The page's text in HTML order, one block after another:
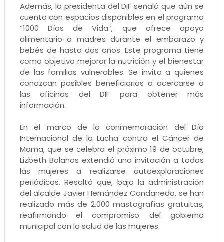
Además, la presidenta del DIF señaló que aún se
cuenta con espacios disponibles en el programa
“1000 Días de Vida”, que ofrece apoyo
alimentario a madres durante el embarazo y
bebés de hasta dos años. Este programa tiene
como objetivo mejorar la nutrición y el bienestar
de las familias vulnerables. Se invita a quienes
conozcan posibles beneficiarias a acercarse a
las oficinas del DIF para obtener más
información.
En el marco de la conmemoración del Día
Internacional de la Lucha contra el Cáncer de
Mama, que se celebra el próximo 19 de octubre,
Lizbeth Bolaños extendió una invitación a todas
las mujeres a realizarse autoexploraciones
periódicas. Resaltó que, bajo la administración
del alcalde Javier Hernández Candanedo, se han
realizado más de 2,000 mastografías gratuitas,
reafirmando el compromiso del gobierno
municipal con la salud de las mujeres.